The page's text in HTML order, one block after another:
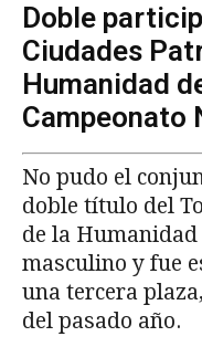
Doble
Ciudades
Humanidad
Campeonato
No pudo el
doble título del
de la Humanidad
masculino y fue
una tercera
del pasado año.